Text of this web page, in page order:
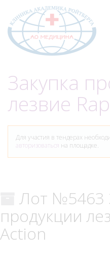
Закупка
лезвие
Для участия в тендерах
авторизоваться на площадке.
Лот №5463
продукции
Action